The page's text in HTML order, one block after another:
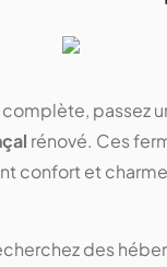
passez
rénové. Ces
confort et
des